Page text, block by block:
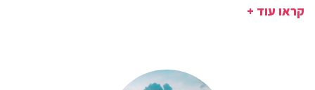
קראו עוד +